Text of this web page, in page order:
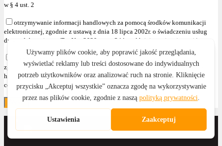
w § 4 ust. 2
otrzymywanie informacji handlowych za pomocą środków komunikacji
elektronicznej, zgodnie z ustawą z dnia 18 lipca 2002r. o świadczeniu usług
drogą elektroniczną (Dz. U. z 2020r. poz. 344 z późniejszymi zmianami )
przetwarzanie swoich danych osobowych i wykorzystanie tych danych,
zgodnie z przepisami wskazanymi w § 4 ust. 2 , w celu przesyłania informacji
handlowych oraz używania telekomunikacyjnych urządzeń końcowych dla
celów marketingu bezpośredniego."